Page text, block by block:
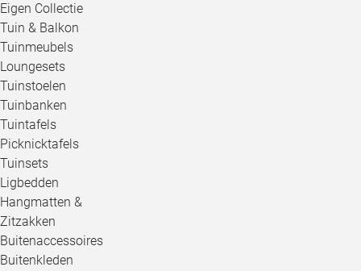
Eigen Collectie
Tuin & Balkon
Tuinmeubels
Loungesets
Tuinstoelen
Tuinbanken
Tuintafels
Picknicktafels
Tuinsets
Ligbedden
Hangmatten &
Zitzakken
Buitenaccessoires
Buitenkleden